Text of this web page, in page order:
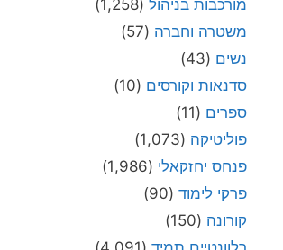
מורכבות בניהול (1,258)
משטרה וחברה (57)
נשים (43)
סדנאות וקורסים (10)
ספרים (11)
פוליטיקה (1,073)
פנחס יחזקאלי (1,986)
פרקי לימוד (90)
קורונה (150)